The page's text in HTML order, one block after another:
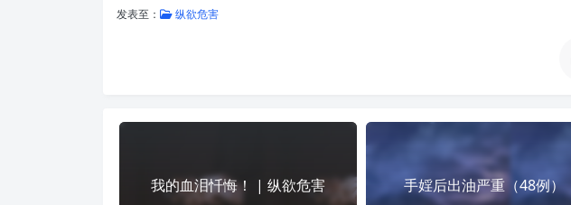
发表至： 纵欲危害
我的血泪忏悔！ | 纵欲危害 手婬后出油严重（48例）